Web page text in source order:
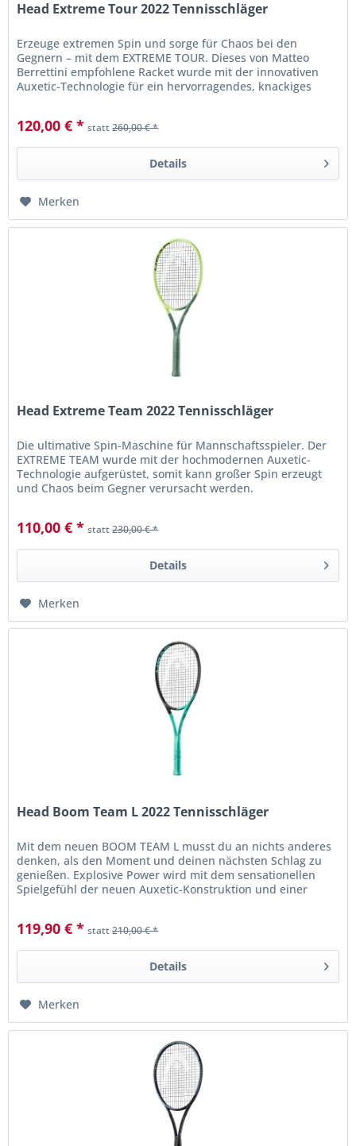
Head Extreme Tour 2022 Tennisschläger
Erzeuge extremen Spin und sorge für Chaos bei den
Gegnern – mit dem EXTREME TOUR. Dieses von Matteo
Berrettini empfohlene Racket wurde mit der innovativen
Auxetic-Technologie für ein hervorragendes, knackiges
120,00 € * statt260,00 € *
Details
Merken
Head Extreme Team 2022 Tennisschläger
Die ultimative Spin-Maschine für Mannschaftsspieler. Der
EXTREME TEAM wurde mit der hochmodernen Auxetic-
Technologie aufgerüstet, somit kann großer Spin erzeugt
und Chaos beim Gegner verursacht werden.
110,00 € * statt230,00 € *
Details
Merken
Head Boom Team L 2022 Tennisschläger
Mit dem neuen BOOM TEAM L musst du an nichts anderes
denken, als den Moment und deinen nächsten Schlag zu
genießen. Explosive Power wird mit dem sensationellen
Spielgefühl der neuen Auxetic-Konstruktion und einer
119,90 € * statt210,00 € *
Details
Merken